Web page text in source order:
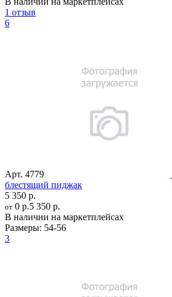
1 отзыв
6
Арт. 4779
блестящий пиджак
5 350 р.
от 0 р.5 350 р.
В наличии на маркетплейсах
Размеры: 54-56
3